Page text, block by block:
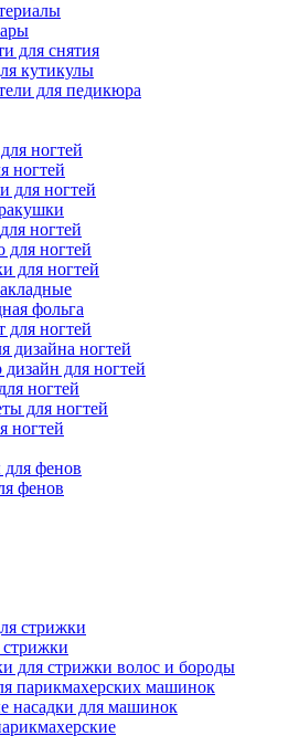
для снятия
кутикулы
для педикюра
ногтей
для ногтей
ногтей
для ногтей
для ногтей
фольга
для ногтей
дизайна ногтей
для ногтей
ногтей
для ногтей
ногтей
фенов
для стрижки волос и бороды
парикмахерских машинок
насадки для машинок